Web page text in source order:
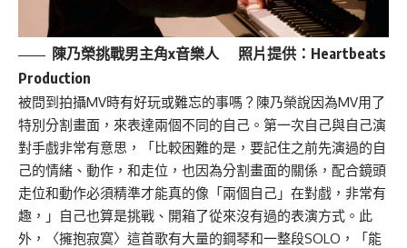
陳乃榮挑戰男主角x音樂人 照片提供：Heartbeats
Production
被問到拍攝MV時有好玩或難忘的事嗎？陳乃榮說因為MV用了
特別分割畫面，來表達兩個不同的自己。第一次自己與自己演
對手戲非常有意思，「比較困難的是，要記住之前先演過的自
己的情緒、動作，和走位，也因為分割畫面的關係，配合鏡頭
走位和動作必須精準才能真的像「兩個自己」在對戲，非常有
趣，」自己也算是挑戰、開箱了從來沒有過的表演方式。此
外，〈擁抱寂寞〉這首歌有大量的鋼琴和一整段SOLO，「能